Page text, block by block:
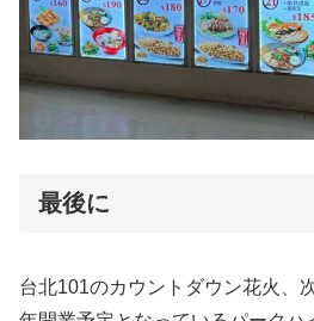
最後に
台北101のカウントダウン花火、